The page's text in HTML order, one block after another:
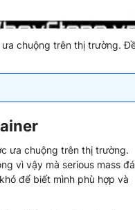
chuộng trên thị trường.
ưa chuộng trên thị trường.
vì vậy mà serious mass
để biết mình phù hợp và